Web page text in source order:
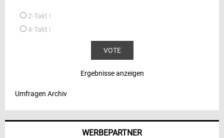
2-Takt !
4-Takt !
Ergebnisse anzeigen
Umfragen Archiv
WERBEPARTNER